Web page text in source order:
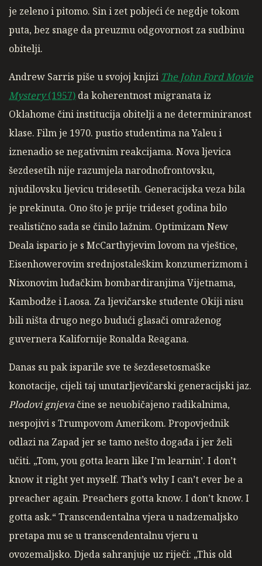
je zeleno i pitomo. Sin i zet pobjeći će negdje tokom
puta, bez snage da preuzmu odgovornost za sudbinu
obitelji.
Andrew Sarris piše u svojoj knjizi The John Ford Movie
Mystery(1957) da koherentnost migranata iz
Oklahome čini institucija obitelji a ne determiniranost
klase. Film je 1970. pustio studentima na Yaleu i
iznenadio se negativnim reakcijama. Nova ljevica
šezdesetih nije razumjela narodnofrontovsku,
njudilovsku ljevicu tridesetih. Generacijska veza bila
je prekinuta. Ono što je prije trideset godina bilo
realistično sada se činilo lažnim. Optimizam New
Deala ispario je s McCarthyjevim lovom na vještice,
Eisenhowerovim srednjostaleškim konzumerizmom i
Nixonovim luđačkim bombardiranjima Vijetnama,
Kambodže i Laosa. Za ljevičarske studente Okiji nisu
bili ništa drugo nego budući glasači omraženog
guvernera Kalifornije Ronalda Reagana.
Danas su pak isparile sve te šezdesetosmaške
konotacije, cijeli taj unutarljevičarski generacijski jaz.
Plodovi gnjeva čine se neuobičajeno radikalnima,
nespojivi s Trumpovom Amerikom. Propovjednik
odlazi na Zapad jer se tamo nešto događa i jer želi
učiti. „Tom, you gotta learn like I’m learnin’. I don’t
know it right yet myself. That’s why I can’t ever be a
preacher again. Preachers gotta know. I don’t know. I
gotta ask.“ Transcendentalna vjera u nadzemaljsko
pretapa mu se u transcendentalnu vjeru u
ovozemaljsko. Djeda sahranjuje uz riječi: „This old